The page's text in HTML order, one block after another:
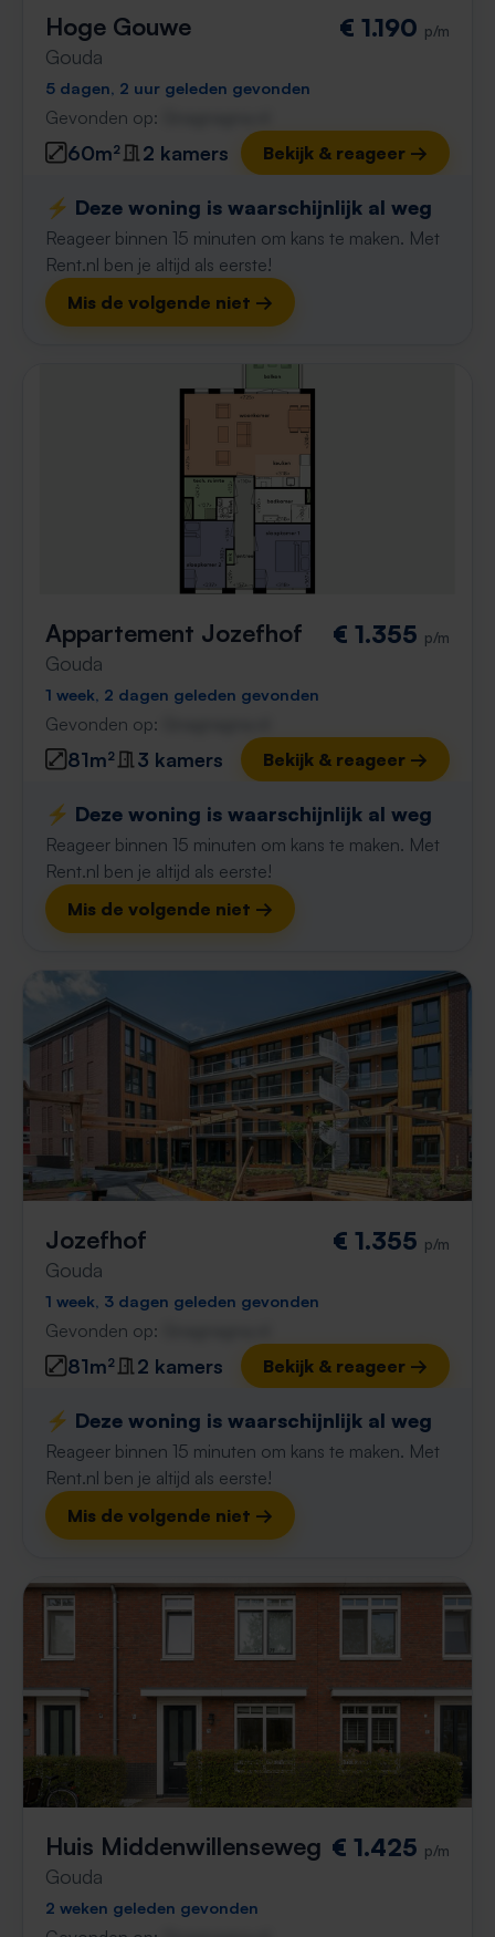
Hoge Gouwe
Gouda
€ 1.190 p/m
5 dagen, 2 uur geleden gevonden
Gevonden op:
60m² 2 kamers Bekijk & reageer →
⚡️ Deze woning is waarschijnlijk al weg
Reageer binnen 15 minuten om kans te maken. Met
Rent.nl ben je altijd als eerste!
Mis de volgende niet →
Appartement Jozefhof
Gouda
€ 1.355 p/m
1 week, 2 dagen geleden gevonden
Gevonden op:
81m² 3 kamers Bekijk & reageer →
⚡️ Deze woning is waarschijnlijk al weg
Reageer binnen 15 minuten om kans te maken. Met
Rent.nl ben je altijd als eerste!
Mis de volgende niet →
Jozefhof
Gouda
€ 1.355 p/m
1 week, 3 dagen geleden gevonden
Gevonden op:
81m² 2 kamers Bekijk & reageer →
⚡️ Deze woning is waarschijnlijk al weg
Reageer binnen 15 minuten om kans te maken. Met
Rent.nl ben je altijd als eerste!
Mis de volgende niet →
Huis Middenwillenseweg
Gouda
€ 1.425 p/m
2 weken geleden gevonden